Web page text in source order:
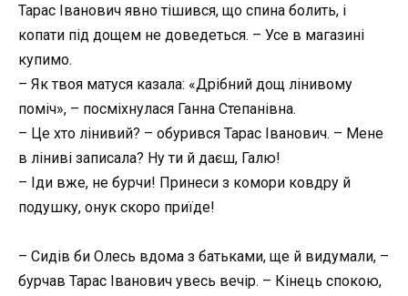
Тарас Іванович явно тішився, що спина болить, і
копати під дощем не доведеться. – Усе в магазині
купимо.
– Як твоя матуся казала: «Дрібний дощ лінивому
поміч», – посміхнулася Ганна Степанівна.
– Це хто лінивий? – обурився Тарас Іванович. – Мене
в ліниві записала? Ну ти й даєш, Галю!
– Іди вже, не бурчи! Принеси з комори ковдру й
подушку, онук скоро приїде!
– Сидів би Олесь вдома з батьками, ще й видумали, –
бурчав Тарас Іванович увесь вечір. – Кінець спокою,